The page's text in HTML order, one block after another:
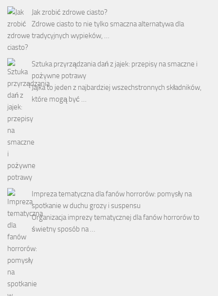
Jak zrobić zdrowe ciasto?
Zdrowe ciasto to nie tylko smaczna alternatywa dla
tradycyjnych wypieków, …
Sztuka przyrządzania dań z jajek: przepisy na smaczne i
pożywne potrawy
Jajka to jeden z najbardziej wszechstronnych składników,
które mogą być …
Impreza tematyczna dla fanów horrorów: pomysły na
spotkanie w duchu grozy i suspensu
Organizacja imprezy tematycznej dla fanów horrorów to
świetny sposób na …